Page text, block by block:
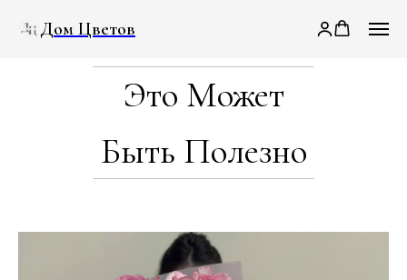
Дом Цветов
Это Может
Быть Полезно